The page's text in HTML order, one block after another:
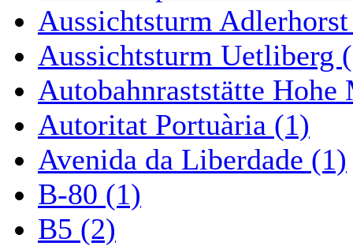
Aussichtsturm
Aussichtsturm Uetliberg
Autobahnraststätte Hohe
Autoritat Portuària (1)
Avenida da Liberdade (1)
B-80 (1)
B5 (2)